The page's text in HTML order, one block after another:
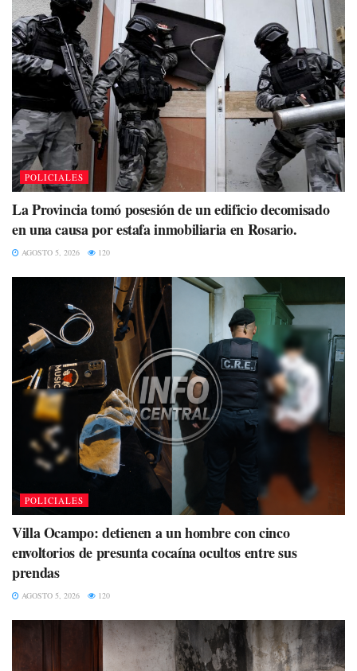
POLICIALES
La Provincia tomó posesión de un edificio decomisado
en una causa por estafa inmobiliaria en Rosario.
AGOSTO 5, 2026 120
POLICIALES
Villa Ocampo: detienen a un hombre con cinco
envoltorios de presunta cocaína ocultos entre sus
prendas
AGOSTO 5, 2026 120